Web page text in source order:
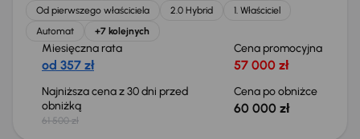
Od pierwszego właściciela 2.0 Hybrid
1. Właściciel
Automat
+7 kolejnych
Miesięczna rata
od 357 zł
Cena promocyjna
57 000 zł
Najniższa cena z 30 dni przed
obniżką
61 500 zł
Cena po obniżce
60 000 zł